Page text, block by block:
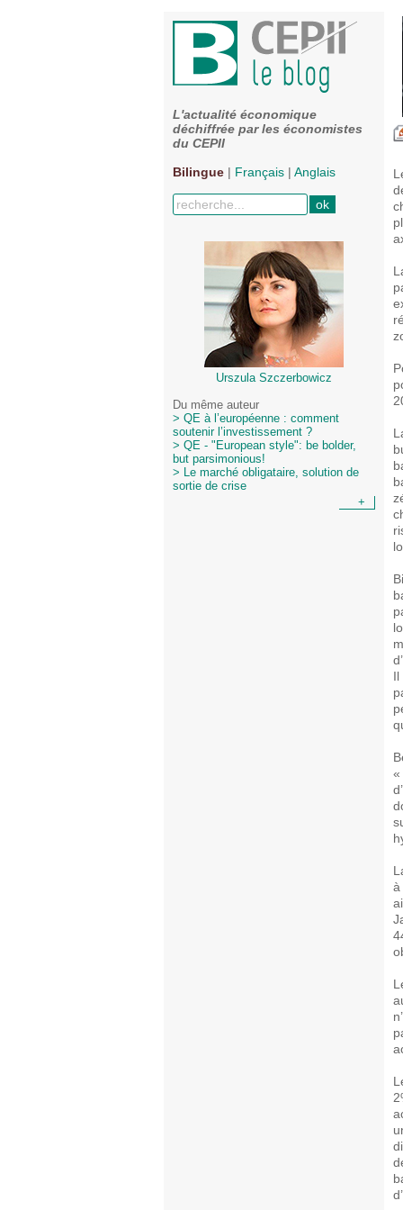
L'actualité économique
déchiffrée par les économistes
du CEPII
Bilingue | Français | Anglais
Urszula Szczerbowicz
Du même auteur
> QE à l’européenne : comment
soutenir l’investissement ?
> QE - "European style": be bolder,
but parsimonious!
> Le marché obligataire, solution de
sortie de crise
+
Il
«
à